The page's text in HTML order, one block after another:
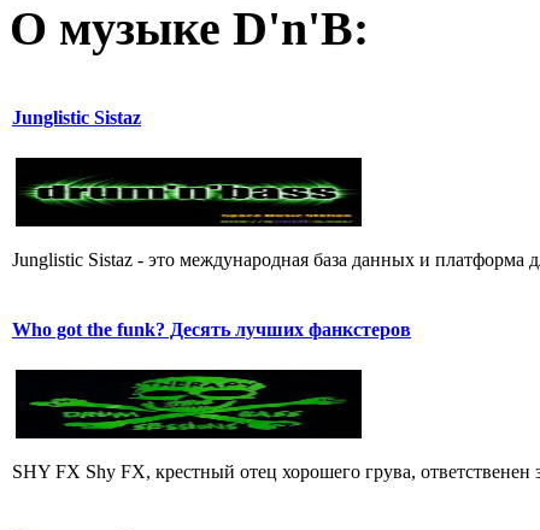
О музыке D'n'B:
Junglistic Sistaz
Junglistic Sistaz - это международная база данных и
Who got the funk? Десять лучших фанкстеров
SHY FX Shy FX, крестный отец хорошего грува,